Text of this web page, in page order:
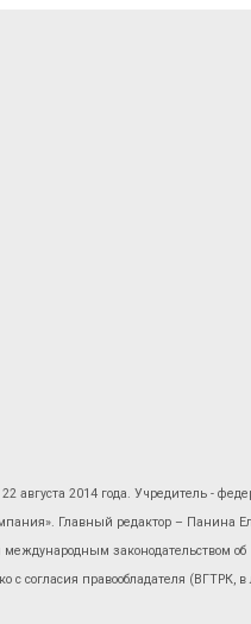
августа 2014 года. Учредитель -
Главный редактор – Панина
законодательством об
с согласия правообладателя (ВГТРК, в